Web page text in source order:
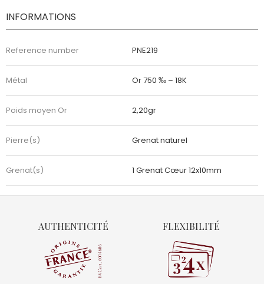
INFORMATIONS
Reference number PNE219
Métal Or 750 ‰ – 18K
Poids moyen Or 2,20gr
Pierre(s) Grenat naturel
Grenat(s) 1 Grenat Cœur 12x10mm
AUTHENTICITÉ FLEXIBILITÉ